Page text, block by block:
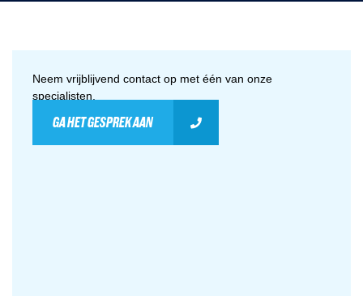
Neem vrijblijvend contact op met één van onze
specialisten.
GA HET GESPREK AAN